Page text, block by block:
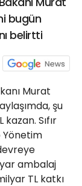
bugün
belirtti
Murat
şu
Sıfır
Yönetim
ambalaj
TL katkı